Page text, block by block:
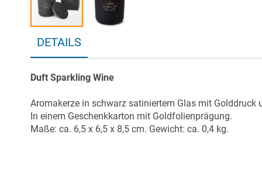
Anfang
der
Bildergalerie
springen
DETAILS
Duft Sparkling Wine
Aromakerze in schwarz satiniertem Glas mit Golddruck
In einem Geschenkkarton mit Goldfolienprägung.
Maße: ca. 6,5 x 6,5 x 8,5 cm. Gewicht: ca. 0,4 kg.